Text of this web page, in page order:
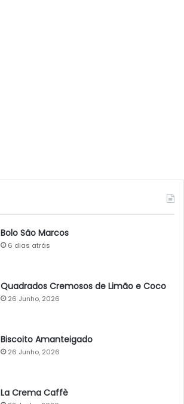
Bolo São Marcos
6 dias atrás
Quadrados Cremosos de Limão e Coco
26 Junho, 2026
Biscoito Amanteigado
26 Junho, 2026
La Crema Caffè